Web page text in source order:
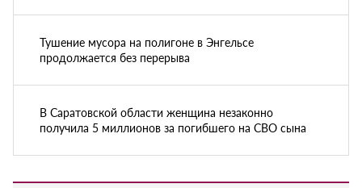
Тушение мусора на полигоне в Энгельсе
продолжается без перерыва
В Саратовской области женщина незаконно
получила 5 миллионов за погибшего на СВО сына